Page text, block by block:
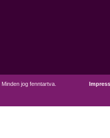
jog fenntartva.